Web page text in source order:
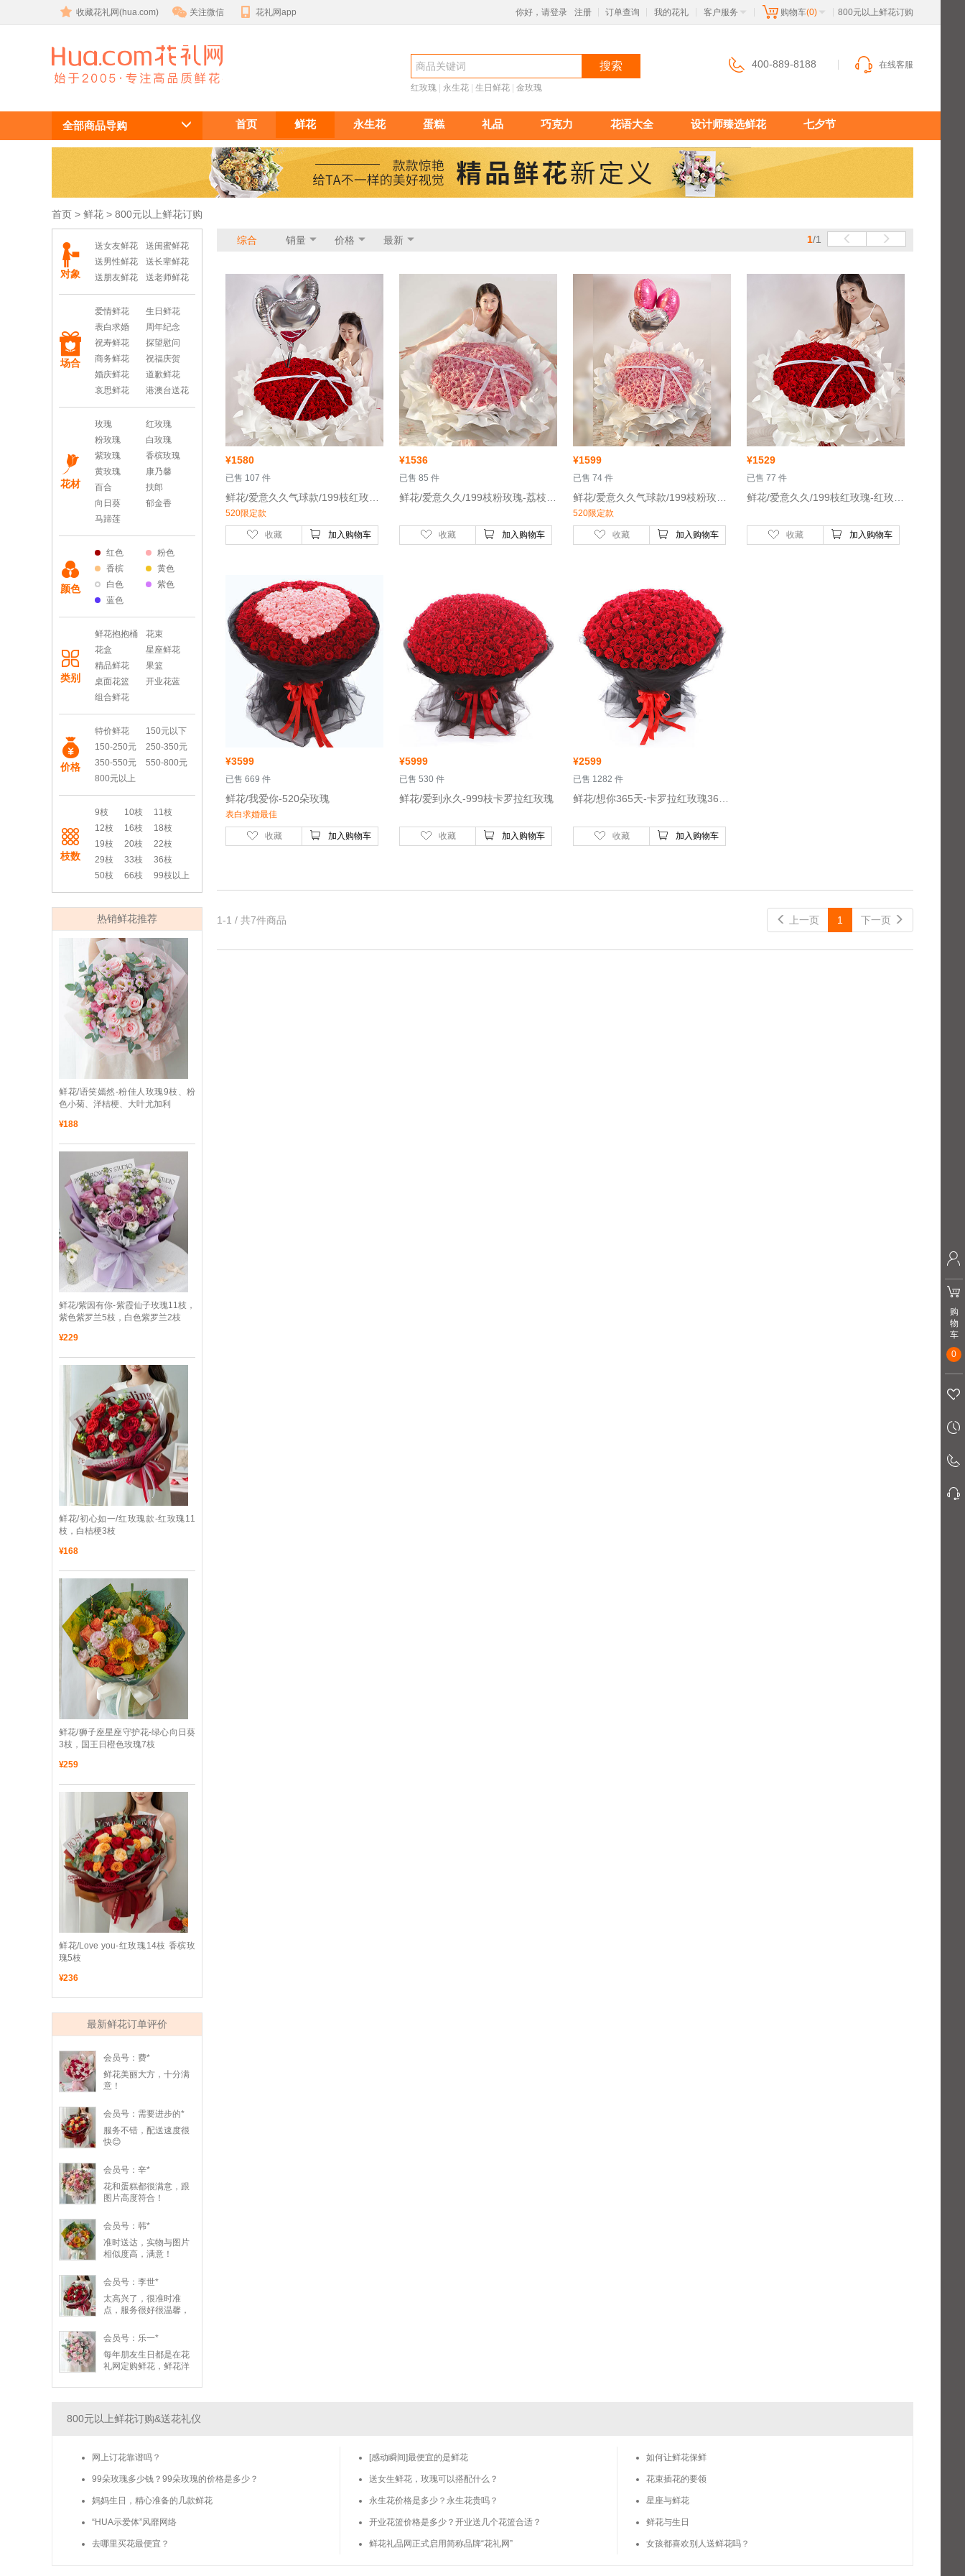
收藏花礼网(hua.com) 关注微信 花礼网app 你好，请登录 注册 订单查询 我的花礼 客户服务 购物车(0) 800元以上鲜花订购
800元以上鲜
花订购
搜索
红玫瑰 永生花 生日鲜花 金玫瑰
400-889-8188 在线客服
全部商品导购 首页 鲜花 永生花 蛋糕 礼品 巧克力 花语大全 设计师臻选鲜花 七夕节
首页 > 鲜花 > 800元以上鲜花订购
综合 销量 价格 最新 1/1
¥1580
已售 107 件
520限定款
收藏 加入购物车
¥1536
已售 85 件
收藏 加入购物车
¥1599
已售 74 件
520限定款
收藏 加入购物车
¥1529
已售 77 件
收藏 加入购物车
¥3599
已售 669 件
鲜花/我爱你-520朵玫瑰
表白求婚最佳
收藏 加入购物车
¥5999
已售 530 件
鲜花/爱到永久-999枝卡罗拉红玫瑰
收藏 加入购物车
¥2599
已售 1282 件
收藏 加入购物车
1-1 / 共7件商品 上一页 1 下一页
对象
送女友鲜花
送闺蜜鲜花
送男性鲜花
送长辈鲜花
送朋友鲜花
送老师鲜花
场合
爱情鲜花
生日鲜花
表白求婚
周年纪念
祝寿鲜花
探望慰问
商务鲜花
祝福庆贺
婚庆鲜花
道歉鲜花
哀思鲜花
港澳台送花
花材
玫瑰
红玫瑰
粉玫瑰
白玫瑰
紫玫瑰
香槟玫瑰
黄玫瑰
康乃馨
百合
扶郎
向日葵
郁金香
马蹄莲
颜色
红色
粉色
香槟
黄色
白色
紫色
蓝色
类别
鲜花抱抱桶
花束
花盒
星座鲜花
精品鲜花
果篮
桌面花篮
开业花蓝
组合鲜花
价格
特价鲜花
150元以下
150-250元
250-350元
350-550元
550-800元
800元以上
枝数
9枝 10枝
11枝
12枝
16枝
18枝
19枝
20枝
22枝
29枝
33枝
36枝
50枝
66枝 99枝以上
热销鲜花推荐
鲜花/语笑嫣然-粉佳人玫瑰9枝、粉
色小菊、洋桔梗、大叶尤加利
¥188
鲜花/紫因有你-紫霞仙子玫瑰11枝，
紫色紫罗兰5枝，白色紫罗兰2枝
¥229
鲜花/初心如一/红玫瑰款-红玫瑰11
枝，白桔梗3枝
¥168
鲜花/狮子座星座守护花-绿心向日葵
3枝，国王日橙色玫瑰7枝
¥259
鲜花/Love you-红玫瑰14枝 香槟玫
瑰5枝
¥236
最新鲜花订单评价
会员号：费*
鲜花美丽大方，十分满
意！
会员号：需要进步的*
服务不错，配送速度很
快😊
会员号：辛*
花和蛋糕都很满意，跟
图片高度符合！
会员号：韩*
准时送达，实物与图片
相似度高，满意！
会员号：李世*
太高兴了，很准时准
点，服务很好很温馨，
会员号：乐一*
每年朋友生日都是在花
礼网定购鲜花，鲜花洋
时，朋友收到后又是开
800元以上鲜花订购&送花礼仪
网上订花靠谱吗？
99朵玫瑰多少钱？99朵玫瑰的价格是多少？
妈妈生日，精心准备的几款鲜花
“HUA示爱体”风靡网络
去哪里买花最便宜？
[感动瞬间]最便宜的是鲜花
送女生鲜花，玫瑰可以搭配什么？
永生花价格是多少？永生花贵吗？
开业花篮价格是多少？开业送几个花篮合适？
鲜花礼品网正式启用简称品牌“花礼网”
如何让鲜花保鲜
花束插花的要领
星座与鲜花
鲜花与生日
女孩都喜欢别人送鲜花吗？
购
物
车
0